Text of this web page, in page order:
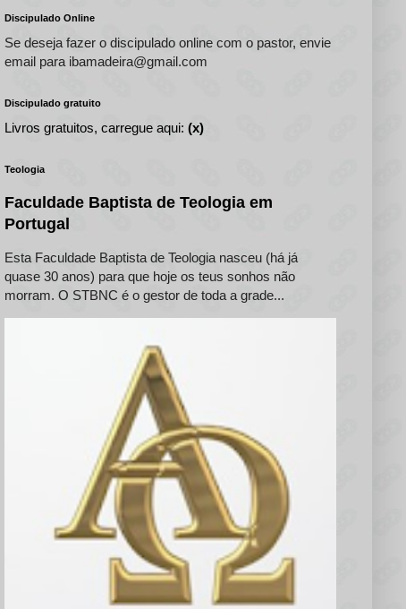
Discipulado Online
Se deseja fazer o discipulado online com o pastor, envie
email para ibamadeira@gmail.com
Discipulado gratuito
Livros gratuitos, carregue aqui: (x)
Teologia
Faculdade Baptista de Teologia em
Portugal
Esta Faculdade Baptista de Teologia nasceu (há já
quase 30 anos) para que hoje os teus sonhos não
morram. O STBNC é o gestor de toda a grade...